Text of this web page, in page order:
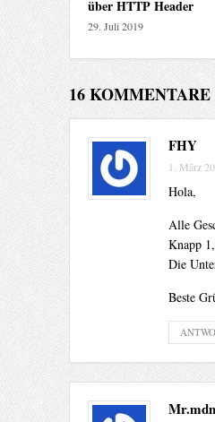
über HTTP Header
29. Juli 2019
16 KOMMENTARE
FHY
1. März
Hola,
Alle
Knapp
Die
Beste